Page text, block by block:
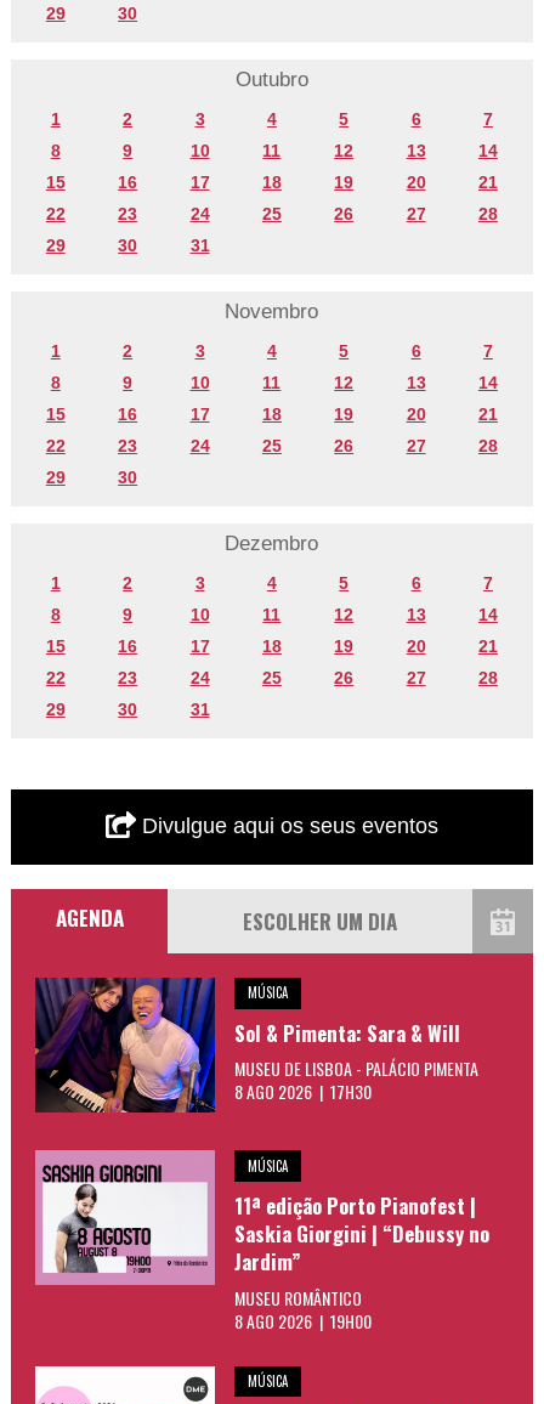
29 30
Outubro
1 2 3 4 5 6
7
8
9 10 11 12 13
14
15
16 17 18 19 20
21
22
23 24 25 26 27
28
29
30 31
Novembro
1 2 3 4 5 6
7
8
9 10 11 12 13
14
15
16 17 18 19 20
21
22
23 24 25 26 27
28
29
30
Dezembro
1 2 3 4 5 6
7
8
9 10 11 12 13
14
15
16 17 18 19 20
21
22
23 24 25 26 27
28
29
30 31
Divulgue aqui os seus eventos
AGENDA
MÚSICA
Sol & Pimenta: Sara & Will
MUSEU DE LISBOA - PALÁCIO PIMENTA
8 AGO 2026 | 17H30
MÚSICA
11ª edição Porto Pianofest |
Saskia Giorgini | “Debussy no
Jardim”
MUSEU ROMÂNTICO
8 AGO 2026 | 19H00
MÚSICA